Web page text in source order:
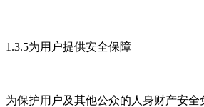
1.3.5为用户提供安全保障
为保护用户及其他公众的人身财产安